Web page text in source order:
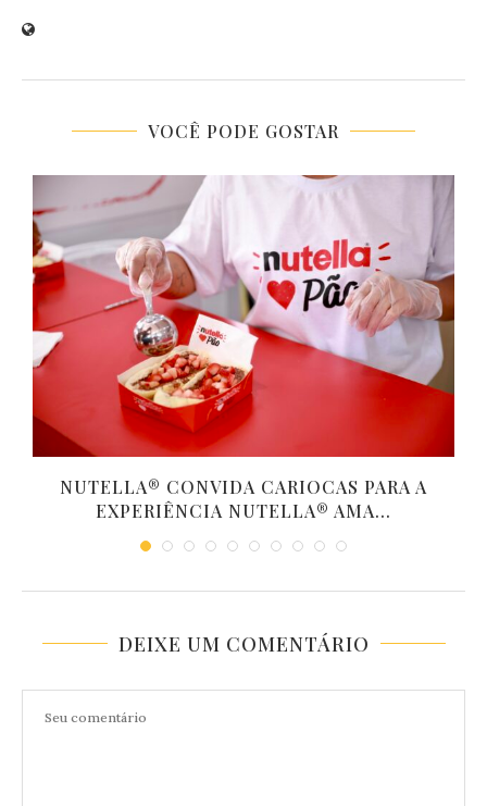
VOCÊ PODE GOSTAR
NUTELLA® CONVIDA CARIOCAS PARA A
EXPERIÊNCIA NUTELLA® AMA...
DEIXE UM COMENTÁRIO